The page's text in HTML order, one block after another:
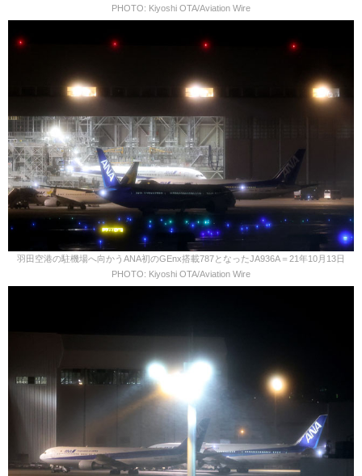
PHOTO: Kiyoshi OTA/Aviation Wire
羽田空港の駐機場へ向かうANA初のGEnx搭載787となったJA936A＝21年10月13日
PHOTO: Kiyoshi OTA/Aviation Wire